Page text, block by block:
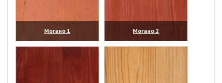
Могано 1
(увеличить)
Могано 2
(увеличить)